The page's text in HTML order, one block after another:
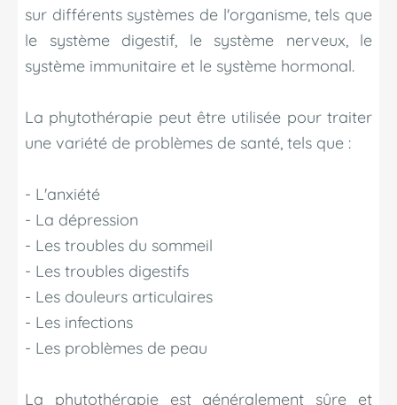
sur différents systèmes de l'organisme, tels que
le système digestif, le système nerveux, le
système immunitaire et le système hormonal.
La phytothérapie peut être utilisée pour traiter
une variété de problèmes de santé, tels que :
- L'anxiété
- La dépression
- Les troubles du sommeil
- Les troubles digestifs
- Les douleurs articulaires
- Les infections
- Les problèmes de peau
La phytothérapie est généralement sûre et